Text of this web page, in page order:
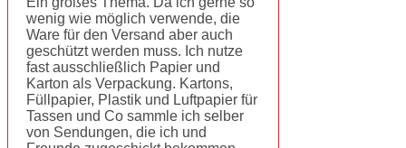
wenig wie möglich verwende, die
Ware für den Versand aber auch
geschützt werden muss. Ich nutze
fast ausschließlich Papier und
Karton als Verpackung. Kartons,
Füllpapier, Plastik und Luftpapier für
Tassen und Co sammle ich selber
von Sendungen, die ich und